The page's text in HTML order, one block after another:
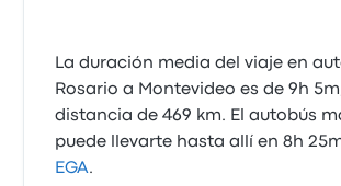
La duración media del viaje en
Rosario a Montevideo es de 9h
distancia de 469 km. El autobús
puede llevarte hasta allí en 8h
EGA.